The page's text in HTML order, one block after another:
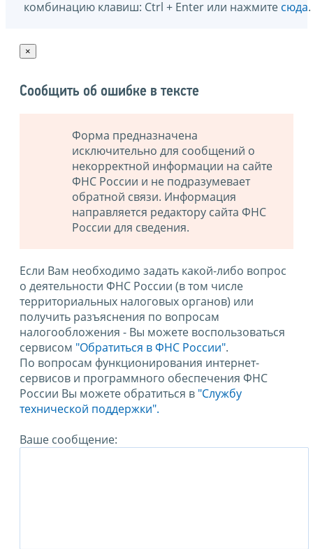
комбинацию клавиш: Ctrl + Enter или нажмите сюда.
×
Сообщить об ошибке в тексте
Форма предназначена
исключительно для сообщений о
некорректной информации на сайте
ФНС России и не подразумевает
обратной связи. Информация
направляется редактору сайта ФНС
России для сведения.
Если Вам необходимо задать какой-либо вопрос
о деятельности ФНС России (в том числе
территориальных налоговых органов) или
получить разъяснения по вопросам
налогообложения - Вы можете воспользоваться
сервисом "Обратиться в ФНС России".
По вопросам функционирования интернет-
сервисов и программного обеспечения ФНС
России Вы можете обратиться в "Службу
технической поддержки".
Ваше сообщение: